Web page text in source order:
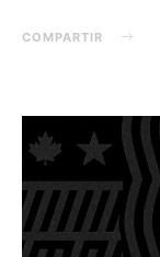
COMPARTIR